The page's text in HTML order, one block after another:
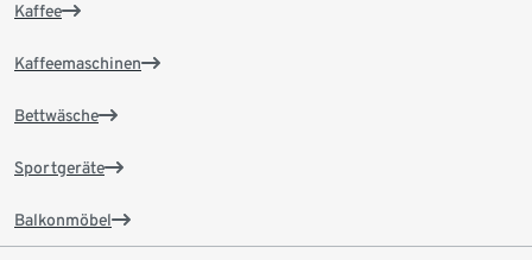
Kaffee
Kaffeemaschinen
Bettwäsche
Sportgeräte
Balkonmöbel